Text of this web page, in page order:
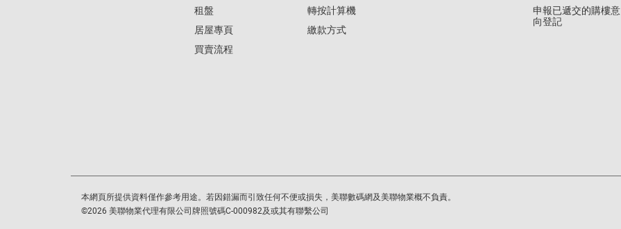
租盤
居屋專頁
買賣流程
轉按計算機
繳款方式
申報已遞交的購樓意
向登記
本網頁所提供資料僅作參考用途。若因錯漏而引致任何不便或損失，美聯數碼網及美聯物業概不負責。
©2026 美聯物業代理有限公司牌照號碼C-000982及或其有聯繫公司